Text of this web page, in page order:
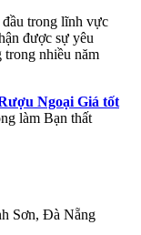
trong lĩnh vực
được sự yêu
trong nhiều năm
Ngoại Giá tốt
làm Bạn thất
Sơn, Đà Nẵng